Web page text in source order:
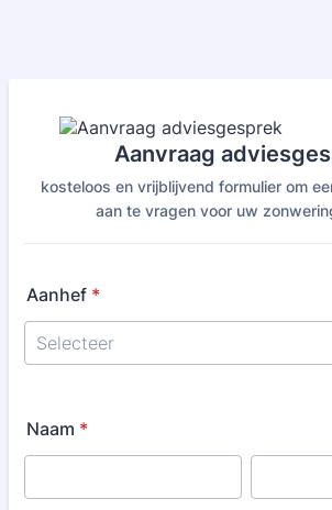
Aanvraag
kosteloos en vrijblijvend formulier om
aan te vragen voor uw
Aanhef *
Naam *